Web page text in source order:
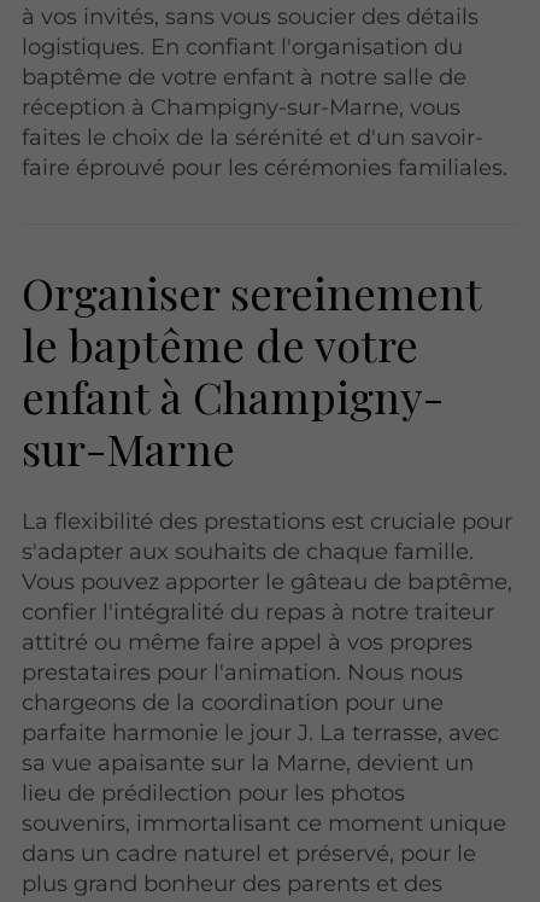
à vos invités, sans vous soucier des détails
logistiques. En confiant l'organisation du
baptême de votre enfant à notre salle de
réception à Champigny-sur-Marne, vous
faites le choix de la sérénité et d'un savoir-
faire éprouvé pour les cérémonies familiales.
Organiser sereinement
le baptême de votre
enfant à Champigny-
sur-Marne
La flexibilité des prestations est cruciale pour
s'adapter aux souhaits de chaque famille.
Vous pouvez apporter le gâteau de baptême,
confier l'intégralité du repas à notre traiteur
attitré ou même faire appel à vos propres
prestataires pour l'animation. Nous nous
chargeons de la coordination pour une
parfaite harmonie le jour J. La terrasse, avec
sa vue apaisante sur la Marne, devient un
lieu de prédilection pour les photos
souvenirs, immortalisant ce moment unique
dans un cadre naturel et préservé, pour le
plus grand bonheur des parents et des